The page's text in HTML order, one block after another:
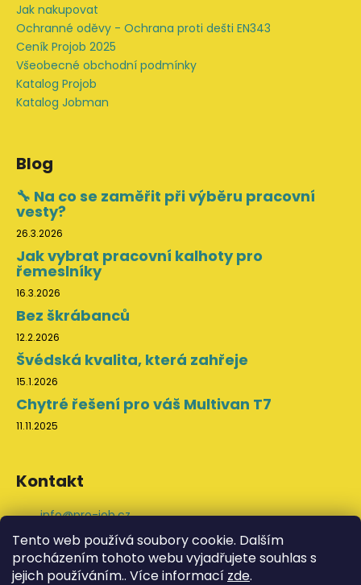
Tento web používá soubory cookie. Dalším
procházením tohoto webu vyjadřujete souhlas s
jejich používáním.. Více informací zde.
Jak nakupovat
Ochranné oděvy - Ochrana proti dešti EN343
Ceník Projob 2025
Všeobecné obchodní podmínky
Katalog Projob
Katalog Jobman
Blog
🔧 Na co se zaměřit při výběru pracovní
vesty?
26.3.2026
Jak vybrat pracovní kalhoty pro
řemeslníky
16.3.2026
Bez škrábanců
12.2.2026
Švédská kvalita, která zahřeje
15.1.2026
Chytré řešení pro váš Multivan T7
11.11.2025
Kontakt
info@pro-job.cz
+420 776 202 043
ProJob na Facebooku
svedskeodevy